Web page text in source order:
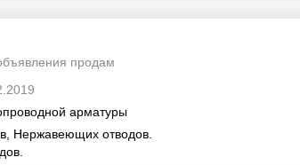
продам
арматуры
Нержавеющих отводов.